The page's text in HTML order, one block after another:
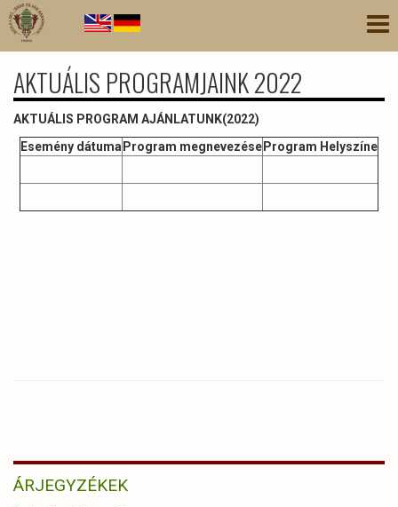
Ugrás
tartalomra
AKTUÁLIS PROGRAMJAINK 2022
AKTUÁLIS PROGRAM AJÁNLATUNK(2022)
Esemény dátuma Program megnevezése Program Helyszíne
ÁRJEGYZÉKEK